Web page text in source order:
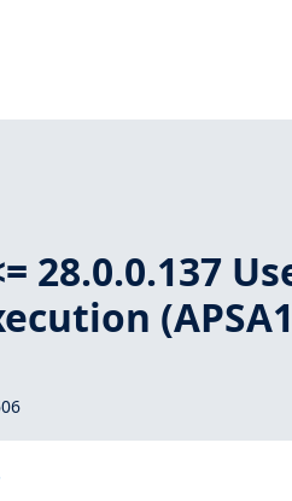
28.0.0.137